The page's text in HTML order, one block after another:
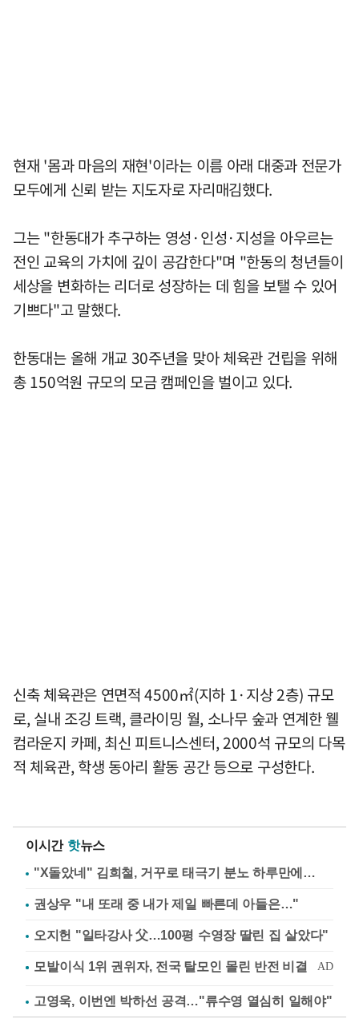
현재 '몸과 마음의 재현'이라는 이름 아래 대중과 전문가
모두에게 신뢰 받는 지도자로 자리매김했다.
그는 "한동대가 추구하는 영성·인성·지성을 아우르는
전인 교육의 가치에 깊이 공감한다"며 "한동의 청년들이
세상을 변화하는 리더로 성장하는 데 힘을 보탤 수 있어
기쁘다"고 말했다.
한동대는 올해 개교 30주년을 맞아 체육관 건립을 위해
총 150억원 규모의 모금 캠페인을 벌이고 있다.
신축 체육관은 연면적 4500㎡(지하 1·지상 2층) 규모
로, 실내 조깅 트랙, 클라이밍 월, 소나무 숲과 연계한 웰
컴라운지 카페, 최신 피트니스센터, 2000석 규모의 다목
적 체육관, 학생 동아리 활동 공간 등으로 구성한다.
이시간 핫뉴스
"X돌았네" 김희철, 거꾸로 태극기 분노 하루만에…
권상우 "내 또래 중 내가 제일 빠른데 아들은…"
오지헌 "일타강사 父…100평 수영장 딸린 집 살았다"
고영욱, 이번엔 박하선 공격…"류수영 열심히 일해야"